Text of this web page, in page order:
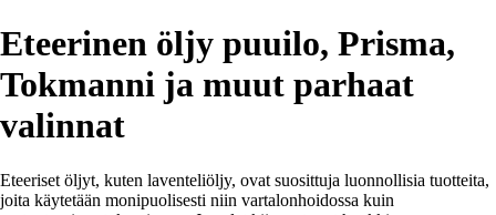
Eteerinen öljy puuilo, Prisma,
Tokmanni ja muut parhaat
valinnat
Eteeriset öljyt, kuten laventeliöljy, ovat suosittuja luonnollisia tuotteita,
joita käytetään monipuolisesti niin vartalonhoidossa kuin